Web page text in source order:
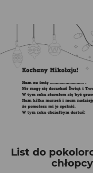
List do
chłopcy